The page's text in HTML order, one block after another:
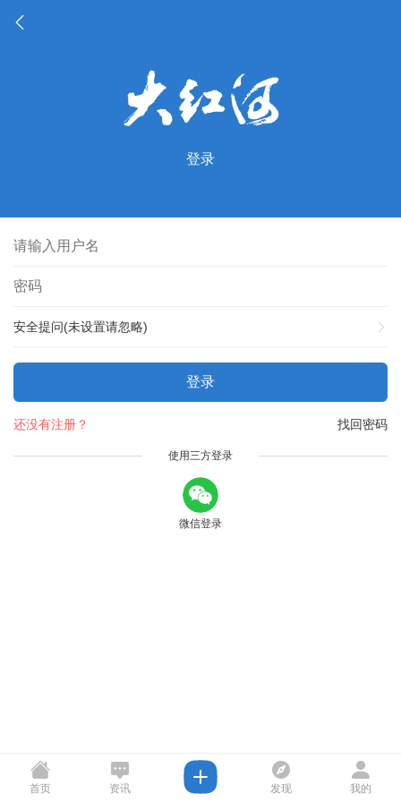
登录
安全提问(未设置请忽略)
登录
找回密码
还没有注册？
使用三方登录
微信登录
首页 资讯 发现 我的